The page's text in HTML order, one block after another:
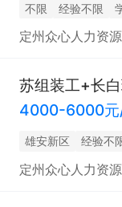
不限 经验不限
定州众心人力资
苏组装工+长
4000-6000元
雄安新区 经验不
定州众心人力资